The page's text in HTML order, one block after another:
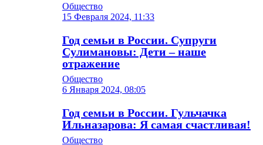
Общество
15 Февраля 2024, 11:33
Год семьи в России. Супруги
Сулимановы: Дети – наше
отражение
Общество
6 Января 2024, 08:05
Год семьи в России. Гульчачка
Ильназарова: Я самая счастливая!
Общество